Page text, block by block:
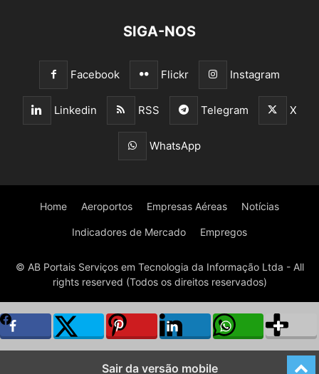
SIGA-NOS
Facebook Flickr Instagram
Linkedin RSS Telegram X
WhatsApp
Home Aeroportos Empresas Aéreas Notícias
Indicadores de Mercado Empregos
© AB Portais Serviços em Tecnologia da Informação Ltda - All
rights reserved (Todos os direitos reservados)
Sair da versão mobile